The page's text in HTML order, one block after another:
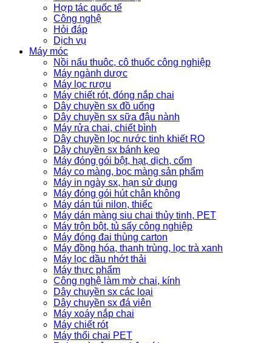
Hợp tác quốc tế
Công nghệ
Hỏi đáp
Dịch vụ
Máy móc
Nồi nấu thuôc, cô thuốc công nghiệp
Máy ngành dược
Máy lọc rượu
Máy chiết rót, đóng nắp chai
Dây chuyền sx đồ uống
Dây chuyền sx sữa đậu nành
Máy rửa chai, chiết bình
Dây chuyền lọc nước tinh khiết RO
Dây chuyền sx bánh kẹo
Máy đóng gói bột, hạt, dịch, cốm
Máy co màng, bọc màng sản phẩm
Máy in ngày sx, hạn sử dụng
Máy đóng gói hút chân không
Máy dán túi nilon, thiếc
Máy dán màng siu chai thủy tinh, PET
Máy trộn bột, tủ sấy công nghiệp
Máy đóng đai thùng carton
Máy đồng hóa, thanh trùng, lọc trà xanh
Máy lọc dầu nhớt thải
Máy thực phẩm
Công nghệ làm mờ chai, kính
Dây chuyền sx các loại
Dây chuyền sx đá viên
Máy xoáy nắp chai
Máy chiết rót
Máy thổi chai PET